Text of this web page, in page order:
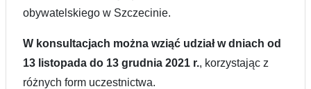
obywatelskiego w Szczecinie.
W konsultacjach można wziąć udział w dniach od
13 listopada do 13 grudnia 2021 r., korzystając z
różnych form uczestnictwa.